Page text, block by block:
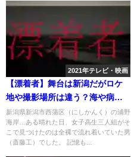
2021年テレビ・映画
【漂着者】舞台は新潟だがロケ
地や撮影場所は違う？海や病院
は？
新潟県新潟市西蒲区（にしかんく）の浦野
海岸…ある晴れた日、女子高生三人組がそ
こで見つけたのは全裸で流れ着いていた男
（斎藤工）でした。 記憶も...